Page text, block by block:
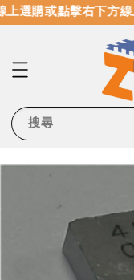
選購或點擊右下方
搜尋